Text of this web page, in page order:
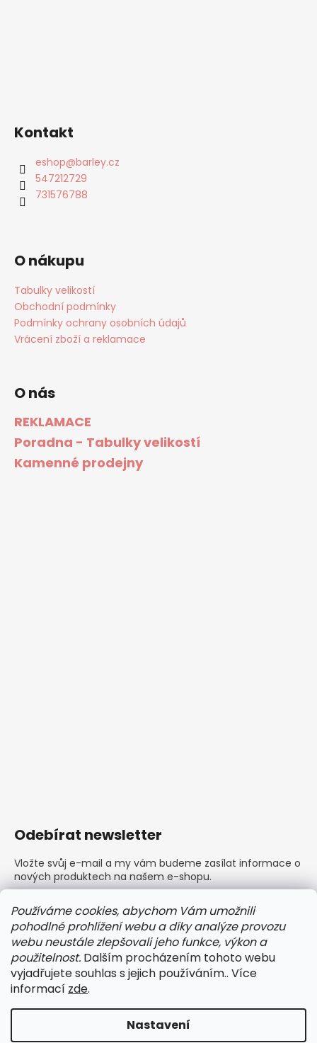
Používáme cookies, abychom Vám umožnili
pohodlné prohlížení webu a díky analýze provozu
webu neustále zlepšovali jeho funkce, výkon a
použitelnost. Dalším procházením tohoto webu
vyjadřujete souhlas s jejich používáním.. Více
informací zde.
Nastavení
Kontakt
eshop@barley.cz
547212729
731576788
O nákupu
Tabulky velikostí
Obchodní podmínky
Podmínky ochrany osobních údajů
Vrácení zboží a reklamace
O nás
REKLAMACE
Poradna - Tabulky velikostí
Kamenné prodejny
Odebírat newsletter
Vložte svůj e-mail a my vám budeme zasílat informace o
nových produktech na našem e-shopu.
Vložením e-mailu souhlasíte spodmínkami ochrany
osobních údajů
PŘIHLÁSIT SE